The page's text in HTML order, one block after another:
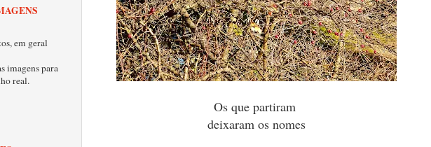
Os que partiram
deixaram os nomes
em geral
imagens para
real.